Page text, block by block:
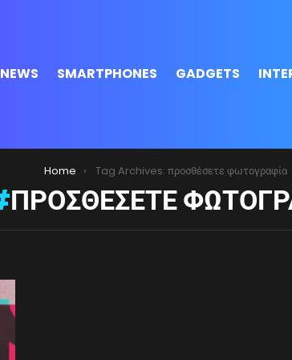
NEWS SMARTPHONES GADGETS
Home Tag Archives: προσθέσετε φωτογραφία
ΠΡΟΣΘΈΣΕΤΕ